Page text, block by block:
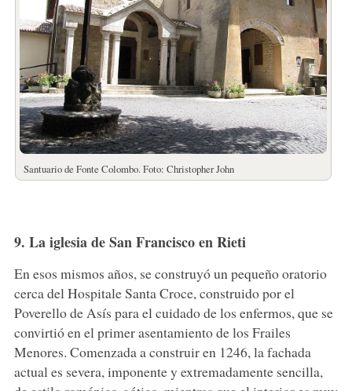
Santuario de Fonte Colombo. Foto: Christopher John
9. La iglesia de San Francisco en Rieti
En esos mismos años, se construyó un pequeño oratorio
cerca del Hospitale Santa Croce, construido por el
Poverello de Asís para el cuidado de los enfermos, que se
convirtió en el primer asentamiento de los Frailes
Menores. Comenzada a construir en 1246, la fachada
actual es severa, imponente y extremadamente sencilla,